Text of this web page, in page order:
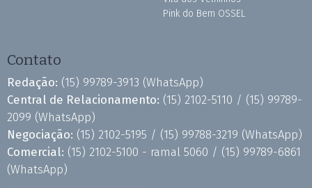
Pink do Bem OSSEL
Contato
Redação: (15) 99789-3913 (WhatsApp)
Central de Relacionamento: (15) 2102-5110 / (15) 99789-
2099 (WhatsApp)
Negociação: (15) 2102-5195 / (15) 99788-3219 (WhatsApp)
Comercial: (15) 2102-5100 - ramal 5060 / (15) 99789-6861
(WhatsApp)